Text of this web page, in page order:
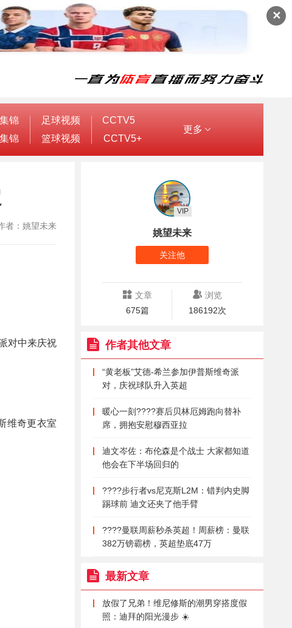
✕
锦
锦
足球视频
篮球视频
CCTV5
CCTV5+
更多
：姚望未来
对中来庆祝
维奇更衣室
姚望未来
VIP
关注他
文章
675篇
浏览
186192次
作者其他文章
“黄老板”艾德-希兰参加伊普斯维奇派
对，庆祝球队升入英超
暖心一刻????赛后贝林厄姆跑向替补
席，拥抱安慰穆西亚拉
迪文岑佐：布伦森是个战士 大家都知道
他会在下半场回归的
????️步行者vs尼克斯L2M：错判内史脚
踢球前 迪文还夹了他手臂
????曼联周薪秒杀英超！周薪榜：曼联
382万镑霸榜，英超垫底47万
最新文章
放假了兄弟！维尼修斯的潮男穿搭度假
照：迪拜的阳光漫步 ☀️